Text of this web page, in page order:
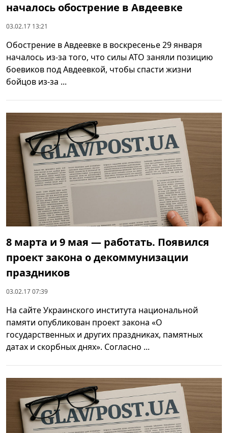
началось обострение в Авдеевке
03.02.17 13:21
Обострение в Авдеевке в воскресенье 29 января
началось из-за того, что силы АТО заняли позицию
боевиков под Авдеевкой, чтобы спасти жизни
бойцов из-за ...
8 марта и 9 мая — работать. Появился
проект закона о декоммунизации
праздников
03.02.17 07:39
На сайте Украинского института национальной
памяти опубликован проект закона «О
государственных и других праздниках, памятных
датах и скорбных днях». Согласно ...